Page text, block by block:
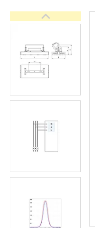
ФАРЛАЙТ
NLCO
INNOLUX
О нас
Отзывы